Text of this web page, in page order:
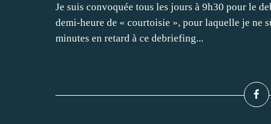
Je suis convoquée tous les jours à 9h30 pour le
demi-heure de « courtoisie », pour laquelle je ne
minutes en retard à ce debriefing...